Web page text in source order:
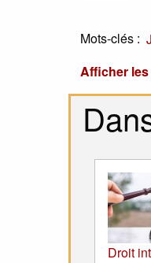
Mots-clés :
Afficher
Droit